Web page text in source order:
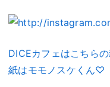
DICEカフェはこちら
紙はモモノスケくん♡